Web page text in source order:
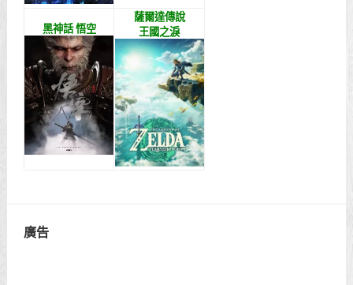
黑神話 悟空
薩爾達傳說
王國之淚
廣告